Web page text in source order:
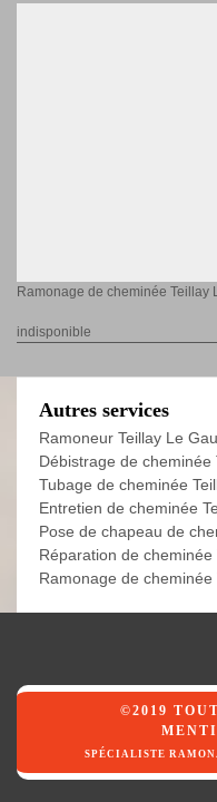
Ramonage de cheminée Teillay
indisponible
Autres services
Ramoneur Teillay Le
Débistrage de cheminée
Tubage de cheminée
Entretien de cheminée
Pose de chapeau de
Réparation de cheminée
Ramonage de cheminée
©2019
SPÉCIALISTE